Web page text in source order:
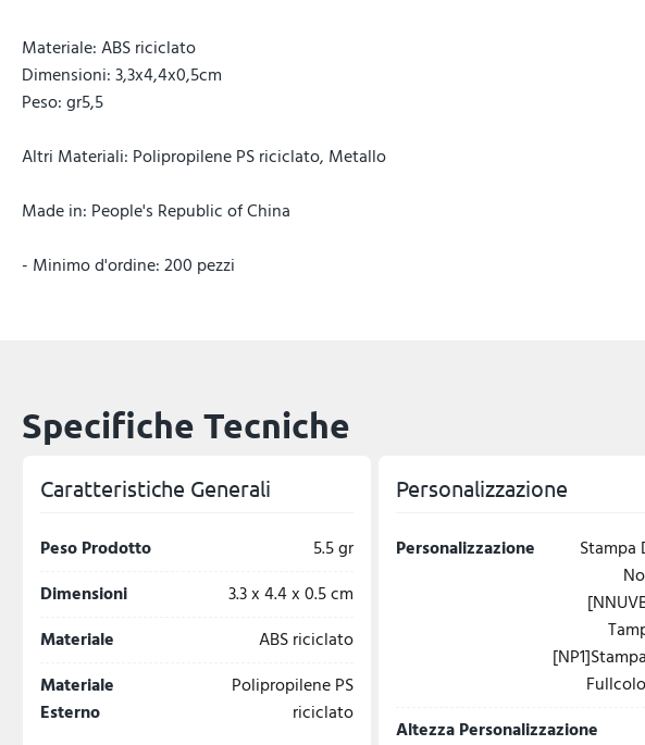
Materiale: ABS riciclato
Dimensioni: 3,3x4,4x0,5cm
Peso: gr5,5
Altri Materiali: Polipropilene PS riciclato, Metallo
Made in: People's Republic of China
- Minimo d'ordine: 200 pezzi
Specifiche Tecniche
Caratteristiche Generali
Peso Prodotto
5.5 gr
Dimensioni
3.3 x 4.4 x 0.5 cm
Materiale
ABS riciclato
Materiale
Esterno
Polipropilene PS
riciclato
Personalizzazione
Personalizzazione
Stampa
Altezza Personalizzazione